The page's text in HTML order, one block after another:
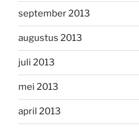
september 2013
augustus 2013
juli 2013
mei 2013
april 2013